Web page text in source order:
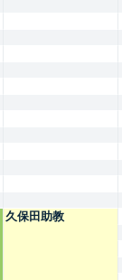
久保田助教